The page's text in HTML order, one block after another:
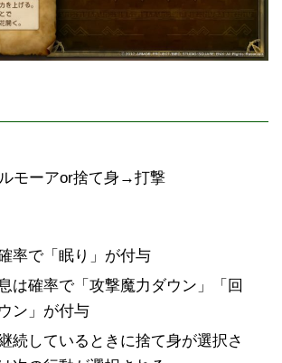
モーアor捨て身→打撃
率で「眠り」が付与
は確率で「攻撃魔力ダウン」「回
ン」が付与
続しているときに捨て身が選択さ